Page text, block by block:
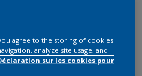
de peinture
Calculer
agree to the storing of cookies
analyze site usage, and
sur les cookies pour